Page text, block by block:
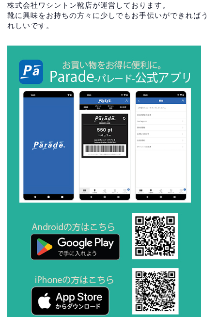
株式会社ワシントン靴店が運営しております。
靴に興味をお持ちの方々に少しでもお手伝いができればう
れしいです。